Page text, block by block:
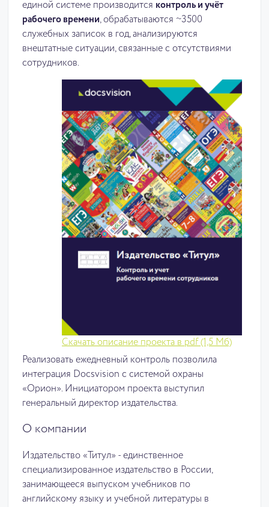
единой системе производится контроль и учёт
рабочего времени, обрабатываются ~3500
служебных записок в год, анализируются
внештатные ситуации, связанные с отсутствиями
сотрудников.
Скачать описание проекта в pdf (1,5 Мб)
Реализовать ежедневный контроль позволила
интеграция Docsvision с системой охраны
«Орион». Инициатором проекта выступил
генеральный директор издательства.
О компании
Издательство «Титул» - единственное
специализированное издательство в России,
занимающееся выпуском учебников по
английскому языку и учебной литературы в